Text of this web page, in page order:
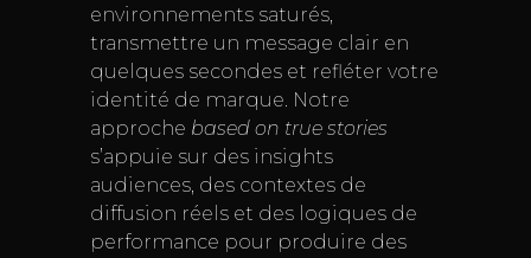
environnements saturés,
transmettre un message clair en
quelques secondes et refléter votre
identité de marque. Notre
approche based on true stories
s’appuie sur des insights
audiences, des contextes de
diffusion réels et des logiques de
performance pour produire des